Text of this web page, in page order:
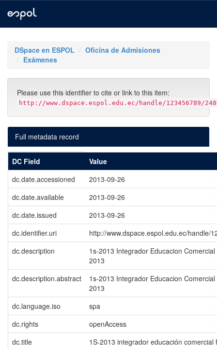
navigationDSpace en ESPOL
Oficina de Admisiones
Exámenes
Please use this identifier to cite or link to this item:
http://www.dspace.espol.edu.ec/handle/123456789/
Full metadata record
DC Field
Value
dc.date.accessioned
2013-09-26
dc.date.available
2013-09-26
dc.date.issued
2013-09-26
dc.identifier.uri
http://www.dspace.espol.edu.ec/handle/
dc.description
1s-2013 Integrador Educacion
2013
dc.description.abstract
1s-2013 Integrador Educacion
2013
dc.language.iso
spa
dc.rights
openAccess
dc.title
1S-2013 integrador educación comercial